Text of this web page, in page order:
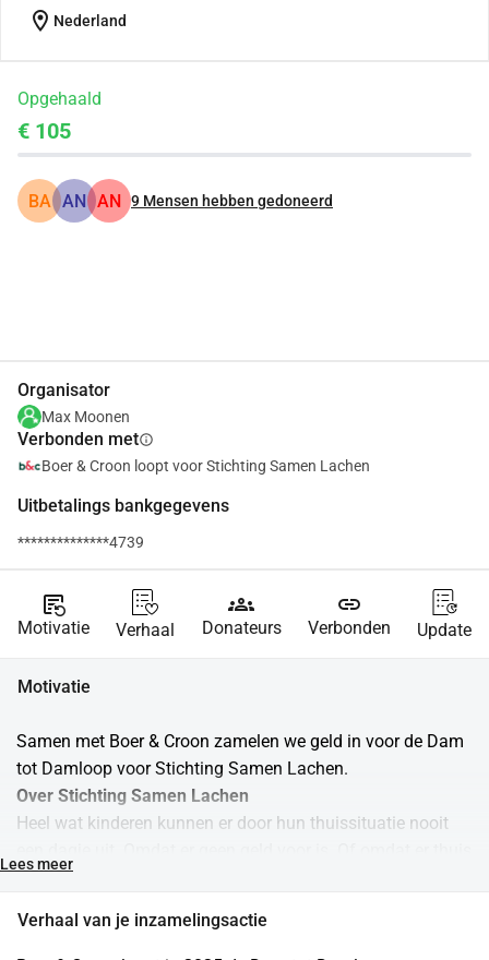
location_on Nederland
Opgehaald
€ 105
BA AN AN 9 Mensen hebben gedoneerd
Organisator
Max Moonen
Verbonden metinfo
Boer & Croon loopt voor Stichting Samen Lachen
Uitbetalings bankgegevens
**************4739
source_notes
Motivatie Verhaal
groups
Donateurs
link
Verbonden Update
Motivatie
Samen met Boer & Croon zamelen we geld in voor de Dam
tot Damloop voor Stichting Samen Lachen.
Over Stichting Samen Lachen
Heel wat kinderen kunnen er door hun thuissituatie nooit
andere problemen zijn. Ook deze kinderen hebben recht op
kinderen eens per maand een ontspannend, creatief en leuk
Lees meer
Verhaal van je inzamelingsactie